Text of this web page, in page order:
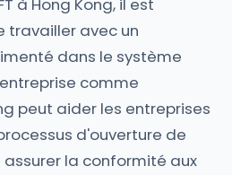
à Hong Kong, il est
travailler avec un
dans le système
comme
peut aider les entreprises
d'ouverture de
la conformité aux